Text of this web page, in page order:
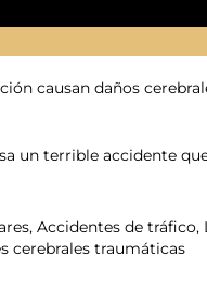
causan daños
un terrible accidente
Accidentes de tráfico,
cerebrales traumáticas